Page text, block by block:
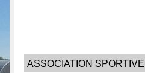
ASSOCIATION